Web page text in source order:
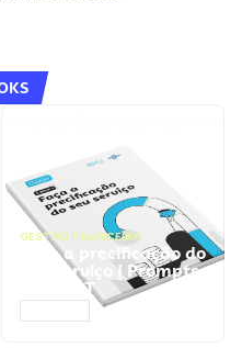
GESTÃO FINANCEIRA
Faça a precificação do
seu serviço | Prompts
ChatGPT